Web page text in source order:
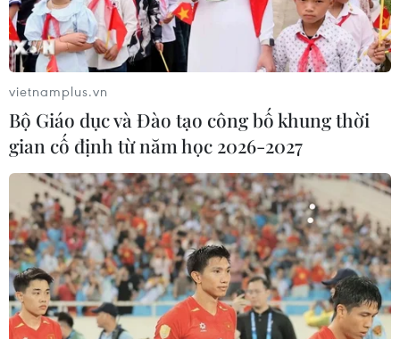
vietnamplus.vn
Bộ Giáo dục và Đào tạo công bố khung thời
gian cố định từ năm học 2026-2027